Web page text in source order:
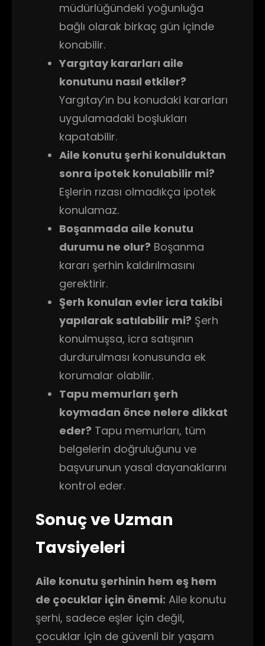
müdürlüğündeki yoğunluğa
bağlı olarak birkaç gün içinde
konabilir.
Yargıtay kararları aile
konutunu nasıl etkiler?
Yargıtay’ın bu konudaki kararları
uygulamadaki boşlukları
kapatabilir.
Aile konutu şerhi konulduktan
sonra ipotek konulabilir mi?
Eşlerin rızası olmadıkça ipotek
konulamaz.
Boşanmada aile konutu
durumu ne olur? Boşanma
kararı şerhin kaldırılmasını
gerektirir.
Şerh konulan evler icra takibi
yapılarak satılabilir mi? Şerh
konulmuşsa, icra satışının
durdurulması konusunda ek
korumalar olabilir.
Tapu memurları şerh
koymadan önce nelere dikkat
eder? Tapu memurları, tüm
belgelerin doğruluğunu ve
başvurunun yasal dayanaklarını
kontrol eder.
Sonuç ve Uzman
Tavsiyeleri
Aile konutu şerhinin hem eş hem
de çocuklar için önemi: Aile konutu
şerhi, sadece eşler için değil,
çocuklar için de güvenli bir yaşam